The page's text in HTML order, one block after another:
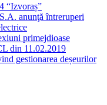
“Izvoraș”
anunţă întreruperi
primejdioase
din 11.02.2019
gestionarea deșeurilor